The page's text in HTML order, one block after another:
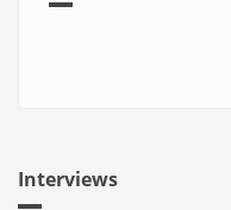
Interviews